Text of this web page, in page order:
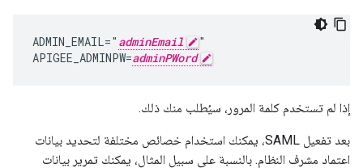
ADMIN_EMAIL=" adminEmail
"
APIGEE_ADMINPW=adminPWord
إذا لم تستخدم كلمة المرور، سيُطلب منك ذلك.
بعد تفعيل SAML، يمكنك استخدام خصائص مختلفة لتحديد بيانات
اعتماد مشرف النظام. بالنسبة على سبيل المثال، يمكنك تمرير بيانات